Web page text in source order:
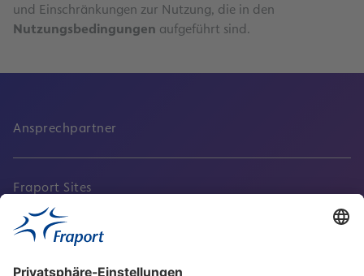
und Einschränkungen zur Nutzung, die in den
Nutzungsbedingungen aufgeführt sind.
Ansprechpartner
Fraport Sites
Aktuell